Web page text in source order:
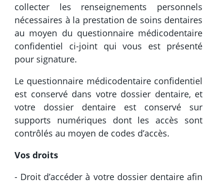
collecter les renseignements personnels
nécessaires à la prestation de soins dentaires
au moyen du questionnaire médicodentaire
confidentiel ci-joint qui vous est présenté
pour signature.
Le questionnaire médicodentaire confidentiel
est conservé dans votre dossier dentaire, et
votre dossier dentaire est conservé sur
supports numériques dont les accès sont
contrôlés au moyen de codes d’accès.
Vos droits
- Droit d’accéder à votre dossier dentaire afin